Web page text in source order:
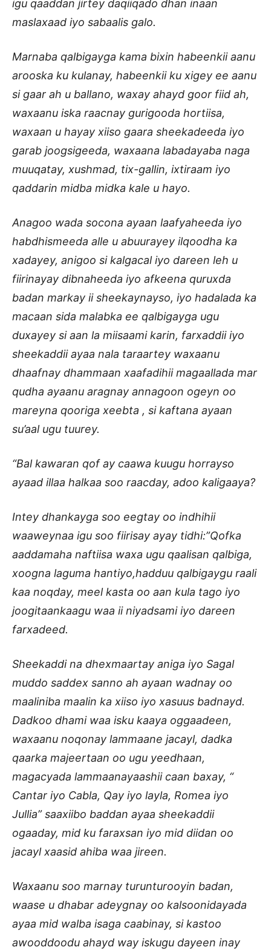
igu qaaddan jirtey daqiiqado dhan inaan
maslaxaad iyo sabaalis galo.
Marnaba qalbigayga kama bixin habeenkii aanu
arooska ku kulanay, habeenkii ku xigey ee aanu
si gaar ah u ballano, waxay ahayd goor fiid ah,
waxaanu iska raacnay gurigooda hortiisa,
waxaan u hayay xiiso gaara sheekadeeda iyo
garab joogsigeeda, waxaana labadayaba naga
muuqatay, xushmad, tix-gallin, ixtiraam iyo
qaddarin midba midka kale u hayo.
Anagoo wada socona ayaan laafyaheeda iyo
habdhismeeda alle u abuurayey ilqoodha ka
xadayey, anigoo si kalgacal iyo dareen leh u
fiirinayay dibnaheeda iyo afkeena quruxda
badan markay ii sheekaynayso, iyo hadalada ka
macaan sida malabka ee qalbigayga ugu
duxayey si aan la miisaami karin, farxaddii iyo
sheekaddii ayaa nala taraartey waxaanu
dhaafnay dhammaan xaafadihii magaallada mar
qudha ayaanu aragnay annagoon ogeyn oo
mareyna qooriga xeebta , si kaftana ayaan
su’aal ugu tuurey.
“Bal kawaran qof ay caawa kuugu horrayso
ayaad illaa halkaa soo raacday, adoo kaligaaya?
Intey dhankayga soo eegtay oo indhihii
waaweynaa igu soo fiirisay ayay tidhi:”Qofka
aaddamaha naftiisa waxa ugu qaalisan qalbiga,
xoogna laguma hantiyo,hadduu qalbigaygu raali
kaa noqday, meel kasta oo aan kula tago iyo
joogitaankaagu waa ii niyadsami iyo dareen
farxadeed.
Sheekaddi na dhexmaartay aniga iyo Sagal
muddo saddex sanno ah ayaan wadnay oo
maaliniba maalin ka xiiso iyo xasuus badnayd.
Dadkoo dhami waa isku kaaya oggaadeen,
waxaanu noqonay lammaane jacayl, dadka
qaarka majeertaan oo ugu yeedhaan,
magacyada lammaanayaashii caan baxay, “
Cantar iyo Cabla, Qay iyo layla, Romea iyo
Jullia” saaxiibo baddan ayaa sheekaddii
ogaaday, mid ku faraxsan iyo mid diidan oo
jacayl xaasid ahiba waa jireen.
Waxaanu soo marnay turunturooyin badan,
waase u dhabar adeygnay oo kalsoonidayada
ayaa mid walba isaga caabinay, si kastoo
awooddoodu ahayd way iskugu dayeen inay